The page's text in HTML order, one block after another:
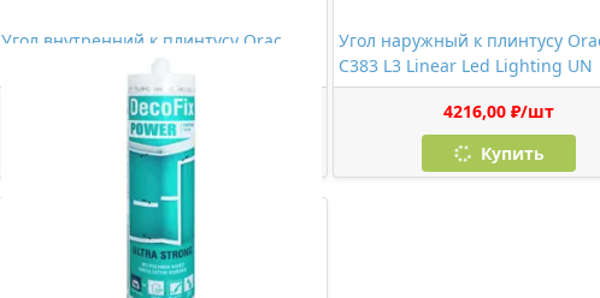
Угол внутренний к плинтусу Orac
Decor C383 L3 Linear Led Lighting UV
3455,00 ₽/шт
Купить
Угол наружный к плинтусу
C383 L3 Linear Led Lighting UN
4216,00 ₽/шт
Купить